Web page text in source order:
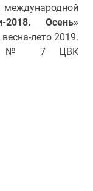
Осень»
лето 2019.
№ 7 ЦВК